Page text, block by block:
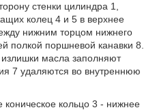
стенки цилиндра 1,
колец 4 и 5 в верхнее
нижним торцом нижнего
полкой поршневой канавки 8.
масла заполняют
7 удаляются во внутреннюю
коническое кольцо 3 - нижнее